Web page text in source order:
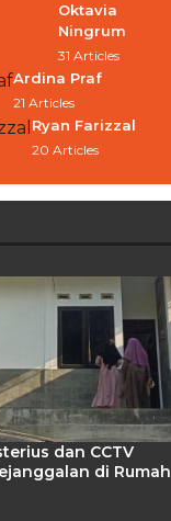
Oktavia
Ningrum
31 Articles
Ardina Praf
21 Articles
Ryan Farizzal
20 Articles
dan CCTV
di Rumah